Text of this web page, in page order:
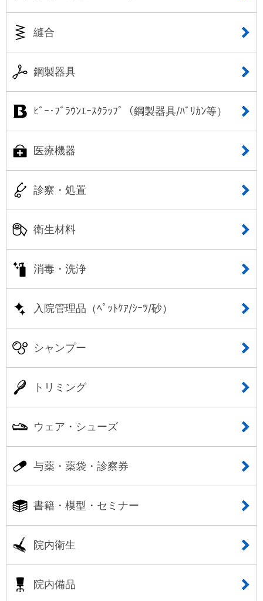
縫合
鋼製器具
ﾋﾞｰ･ﾌﾞﾗｳﾝｴｰｽｸﾗｯﾌﾟ（鋼製器具/ﾊﾞﾘｶﾝ等）
医療機器
診察・処置
衛生材料
消毒・洗浄
入院管理品（ﾍﾟｯﾄｹｱ/ｼｰﾂ/砂）
シャンプー
トリミング
ウェア・シューズ
与薬・薬袋・診察券
書籍・模型・セミナー
院内衛生
院内備品